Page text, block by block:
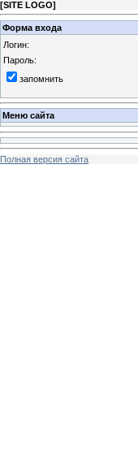
[SITE LOGO]
Форма входа
Логин:
Пароль:
запомнить
Меню сайта
Полная версия сайта